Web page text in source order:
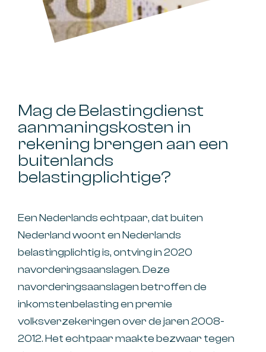
Mag de Belastingdienst
aanmaningskosten in
rekening brengen aan een
buitenlands
belastingplichtige?
Een Nederlands echtpaar, dat buiten
Nederland woont en Nederlands
belastingplichtig is, ontving in 2020
navorderingsaanslagen. Deze
navorderingsaanslagen betroffen de
inkomstenbelasting en premie
volksverzekeringen over de jaren 2008-
2012. Het echtpaar maakte bezwaar tegen